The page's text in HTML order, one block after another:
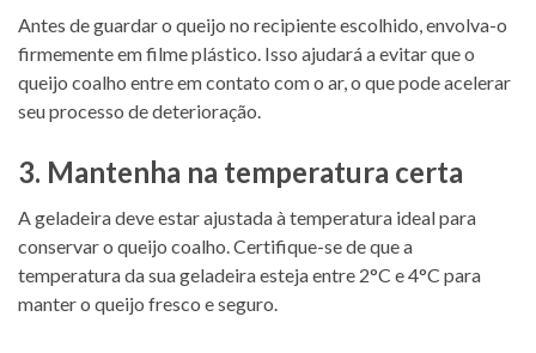
Antes de guardar o queijo no recipiente escolhido, envolva-o
firmemente em filme plástico. Isso ajudará a evitar que o
queijo coalho entre em contato com o ar, o que pode acelerar
seu processo de deterioração.
3. Mantenha na temperatura certa
A geladeira deve estar ajustada à temperatura ideal para
conservar o queijo coalho. Certifique-se de que a
temperatura da sua geladeira esteja entre 2°C e 4°C para
manter o queijo fresco e seguro.